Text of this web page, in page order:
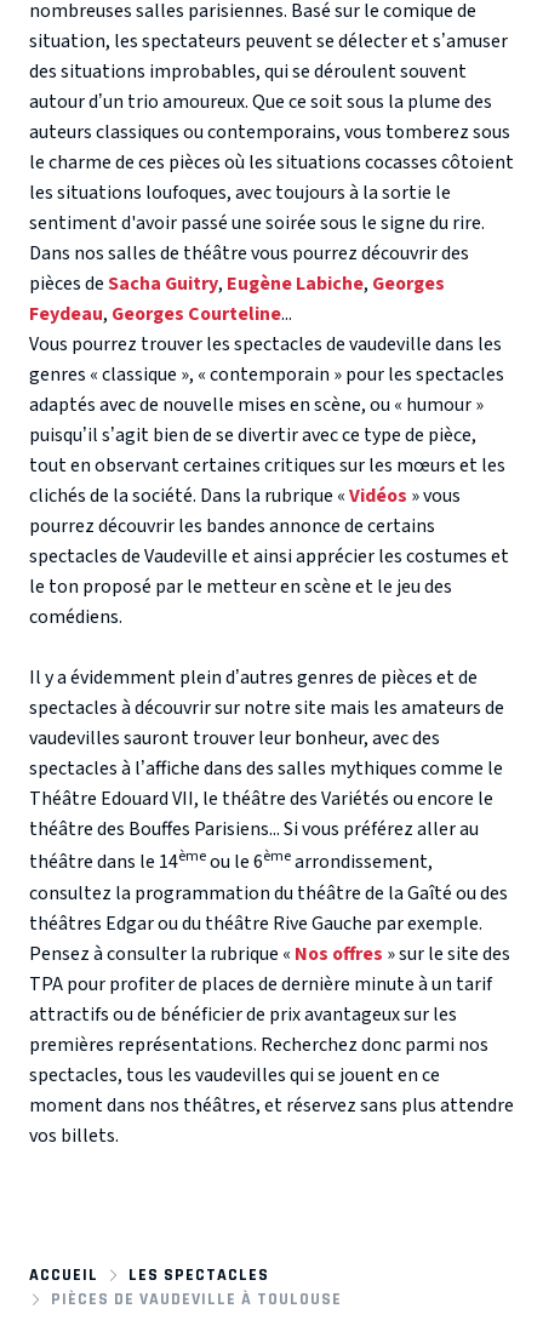
nombreuses salles parisiennes. Basé sur le comique de
situation, les spectateurs peuvent se délecter et s’amuser
des situations improbables, qui se déroulent souvent
autour d’un trio amoureux. Que ce soit sous la plume des
auteurs classiques ou contemporains, vous tomberez sous
le charme de ces pièces où les situations cocasses côtoient
les situations loufoques, avec toujours à la sortie le
sentiment d'avoir passé une soirée sous le signe du rire.
Dans nos salles de théâtre vous pourrez découvrir des
pièces deSacha Guitry, Eugène Labiche, Georges
Feydeau, Georges Courteline...
Vous pourrez trouver les spectacles de vaudeville dans les
genres « classique », « contemporain » pour les spectacles
adaptés avec de nouvelle mises en scène, ou « humour »
puisqu’il s’agit bien de se divertir avec ce type de pièce,
tout en observant certaines critiques sur les mœurs et les
clichés de la société. Dans la rubrique «Vidéos » vous
pourrez découvrir les bandes annonce de certains
spectacles de Vaudeville et ainsi apprécier les costumes et
le ton proposé par le metteur en scène et le jeu des
comédiens.
Il y a évidemment plein d’autres genres de pièces et de
spectacles à découvrir sur notre site mais les amateurs de
vaudevilles sauront trouver leur bonheur, avec des
spectacles à l’affiche dans des salles mythiques comme le
Théâtre Edouard VII, le théâtre des Variétés ou encore le
théâtre des Bouffes Parisiens... Si vous préférez aller au
théâtre dans le 14èmeou le 6èmearrondissement,
consultez la programmation du théâtre de la Gaîté ou des
théâtres Edgar ou du théâtre Rive Gauche par exemple.
Pensez à consulter la rubrique « Nos offres » sur le site des
TPA pour profiter de places de dernière minute à un tarif
attractifs ou de bénéficier de prix avantageux sur les
premières représentations. Recherchez donc parmi nos
spectacles, tous les vaudevilles qui se jouent en ce
moment dans nos théâtres, et réservez sans plus attendre
vos billets.
ACCUEIL
LES SPECTACLES
PIÈCES DE VAUDEVILLE À TOULOUSE